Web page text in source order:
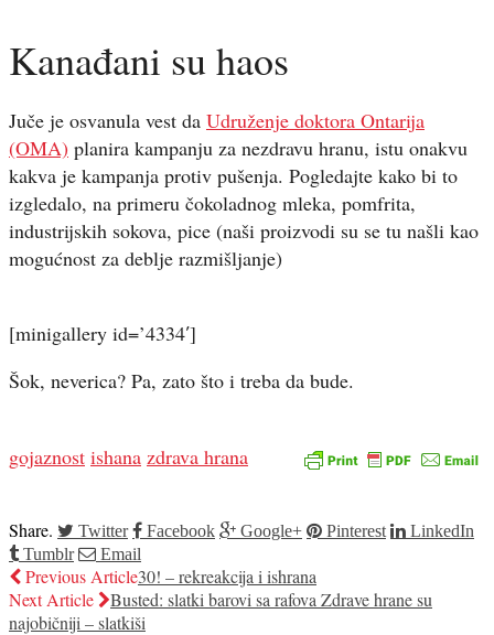
Kanađani su haos
Juče je osvanula vest da Udruženje doktora Ontarija
(OMA) planira kampanju za nezdravu hranu, istu onakvu
kakva je kampanja protiv pušenja. Pogledajte kako bi to
izgledalo, na primeru čokoladnog mleka, pomfrita,
industrijskih sokova, pice (naši proizvodi su se tu našli kao
mogućnost za deblje razmišljanje)
[minigallery id=’4334′]
Šok, neverica? Pa, zato što i treba da bude.
gojaznost ishana zdrava hrana
Share. Twitter Facebook Google+ Pinterest
LinkedIn
Tumblr
Email
Previous Article30! – rekreakcija i ishrana
Next Article
Busted: slatki barovi sa rafova Zdrave hrane su
najobičniji – slatkiši